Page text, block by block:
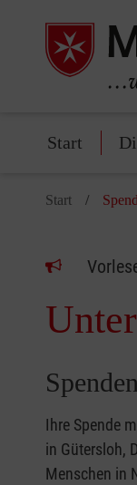
Start
Start
Ihre Spende
in Gütersloh,
Menschen in